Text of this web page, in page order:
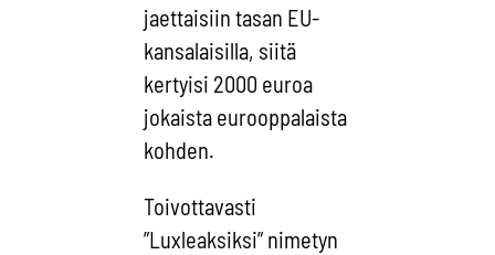
jaettaisiin tasan EU-
kansalaisilla, siitä
kertyisi 2000 euroa
jokaista eurooppalaista
kohden.
Toivottavasti
”Luxleaksiksi” nimetyn